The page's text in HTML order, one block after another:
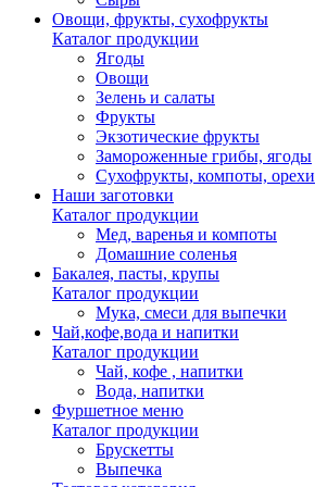
Овощи, фрукты, сухофрукты
Каталог продукции
Ягоды
Овощи
Зелень и салаты
Фрукты
Экзотические фрукты
Замороженные грибы, ягоды
Сухофрукты, компоты, орехи
Наши заготовки
Каталог продукции
Мед, варенья и компоты
Домашние соленья
Бакалея, пасты, крупы
Каталог продукции
Мука, смеси для выпечки
Чай,кофе,вода и напитки
Каталог продукции
Чай, кофе , напитки
Вода, напитки
Фуршетное меню
Каталог продукции
Брускетты
Выпечка